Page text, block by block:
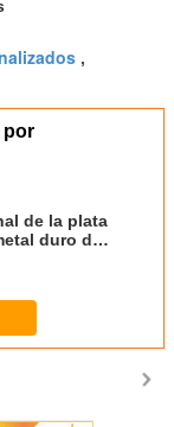
,
por
de la plata
duro del